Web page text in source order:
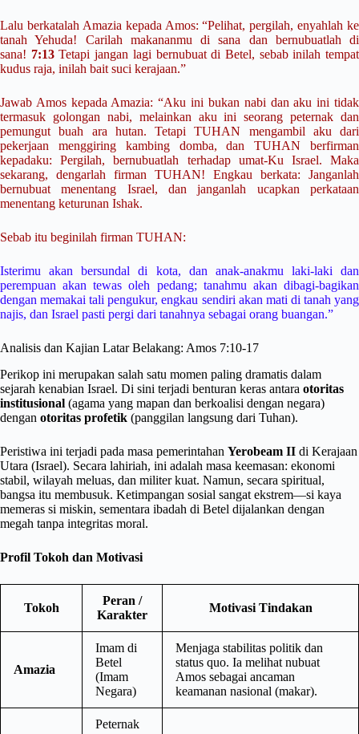
Lalu berkatalah Amazia kepada Amos: “Pelihat, pergilah, enyahlah ke
tanah Yehuda! Carilah makananmu di sana dan bernubuatlah di
sana! 7:13Tetapi jangan lagi bernubuat di Betel, sebab inilah tempat
kudus raja, inilah bait suci kerajaan.”
Jawab Amos kepada Amazia: “Aku ini bukan nabi dan aku ini tidak
termasuk golongan nabi, melainkan aku ini seorang peternak dan
pemungut buah ara hutan. Tetapi TUHAN mengambil aku dari
pekerjaan menggiring kambing domba, dan TUHAN berfirman
kepadaku: Pergilah, bernubuatlah terhadap umat-Ku Israel. Maka
sekarang, dengarlah firman TUHAN! Engkau berkata: Janganlah
bernubuat menentang Israel, dan janganlah ucapkan perkataan
menentang keturunan Ishak.
Sebab itu beginilah firman TUHAN:
Isterimu akan bersundal di kota, dan anak-anakmu laki-laki dan
perempuan akan tewas oleh pedang; tanahmu akan dibagi-bagikan
dengan memakai tali pengukur, engkau sendiri akan mati di tanah yang
najis, dan Israel pasti pergi dari tanahnya sebagai orang buangan.”
Analisis dan Kajian Latar Belakang: Amos 7:10-17
Perikop ini merupakan salah satu momen paling dramatis dalam
sejarah kenabian Israel. Di sini terjadi benturan keras antara otoritas
institusional (agama yang mapan dan berkoalisi dengan negara)
dengan otoritas profetik (panggilan langsung dari Tuhan).
Peristiwa ini terjadi pada masa pemerintahan Yerobeam II di Kerajaan
Utara (Israel). Secara lahiriah, ini adalah masa keemasan: ekonomi
stabil, wilayah meluas, dan militer kuat. Namun, secara spiritual,
bangsa itu membusuk. Ketimpangan sosial sangat ekstrem—si kaya
memeras si miskin, sementara ibadah di Betel dijalankan dengan
megah tanpa integritas moral.
Profil Tokoh dan Motivasi
Tokoh
Peran /
Karakter
Motivasi Tindakan
Amazia
Imam di
Betel
(Imam
Negara)
Menjaga stabilitas politik dan
status quo. Ia melihat nubuat
Amos sebagai ancaman
keamanan nasional (makar).
Peternak